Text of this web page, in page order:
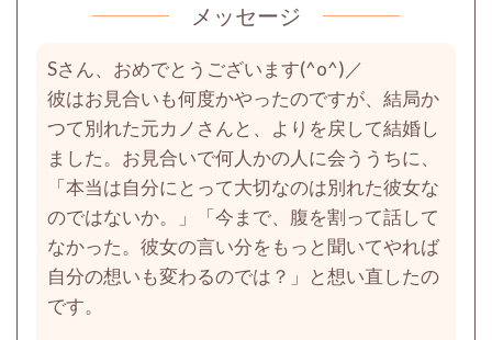
メッセージ
Sさん、おめでとうございます(^o^)／
彼はお見合いも何度かやったのですが、結局か
つて別れた元カノさんと、よりを戻して結婚し
ました。お見合いで何人かの人に会ううちに、
「本当は自分にとって大切なのは別れた彼女な
のではないか。」「今まで、腹を割って話して
なかった。彼女の言い分をもっと聞いてやれば
自分の想いも変わるのでは？」と想い直したの
です。